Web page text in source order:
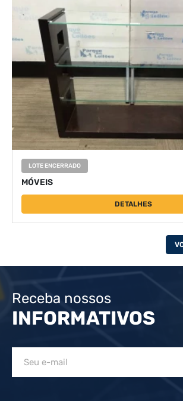
LOTE ENCERRADO
MÓVEIS
DETALHES
Receba nossos
INFORMATIVOS